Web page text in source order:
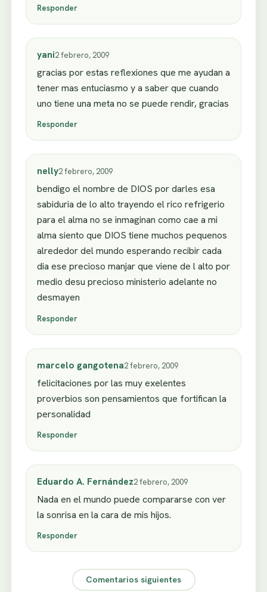
Responder
yani2 febrero, 2009
gracias por estas reflexiones que me ayudan a
tener mas entuciasmo y a saber que cuando
uno tiene una meta no se puede rendir, gracias
Responder
nelly2 febrero, 2009
bendigo el nombre de DIOS por darles esa
sabiduria de lo alto trayendo el rico refrigerio
para el alma no se inmaginan como cae a mi
alma siento que DIOS tiene muchos pequenos
alrededor del mundo esperando recibir cada
dia ese precioso manjar que viene de l alto por
medio desu precioso ministerio adelante no
desmayen
Responder
marcelo gangotena2 febrero, 2009
felicitaciones por las muy exelentes
proverbios son pensamientos que fortifican la
personalidad
Responder
Eduardo A. Fernández2 febrero, 2009
Nada en el mundo puede compararse con ver
la sonrisa en la cara de mis hijos.
Responder
Comentarios siguientes